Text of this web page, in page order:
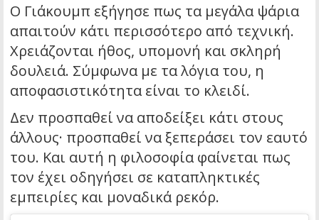
Ο Γιάκουμπ εξήγησε πως τα μεγάλα ψάρια
απαιτούν κάτι περισσότερο από τεχνική.
Χρειάζονται ήθος, υπομονή και σκληρή
δουλειά. Σύμφωνα με τα λόγια του, η
αποφασιστικότητα είναι το κλειδί.
Δεν προσπαθεί να αποδείξει κάτι στους
άλλους· προσπαθεί να ξεπεράσει τον εαυτό
του. Και αυτή η φιλοσοφία φαίνεται πως
τον έχει οδηγήσει σε καταπληκτικές
εμπειρίες και μοναδικά ρεκόρ.